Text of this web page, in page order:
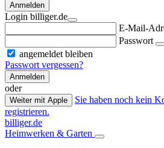
Anmelden
Login billiger.de
E-Mail-
Passwort
angemeldet bleiben
Passwort vergessen?
Anmelden
oder
Weiter mit Apple
Sie haben noch kein
registrieren.
billiger.de
Heimwerken & Garten